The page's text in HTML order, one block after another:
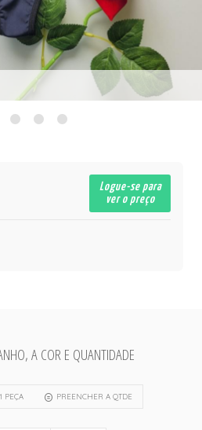
Logue-se para
ver o preço
A COR E QUANTIDADE
PEÇA PREENCHER A QTDE